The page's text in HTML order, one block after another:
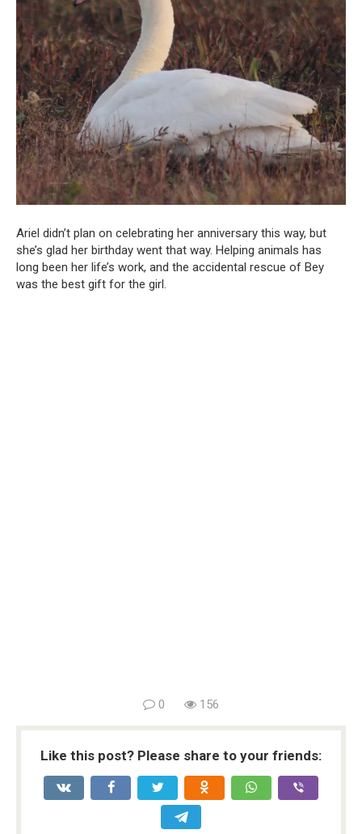
Ariel didn’t plan on celebrating her anniversary this way, but
she’s glad her birthday went that way. Helping animals has
long been her life’s work, and the accidental rescue of Bey
was the best gift for the girl.
0 156
Like this post? Please share to your friends: